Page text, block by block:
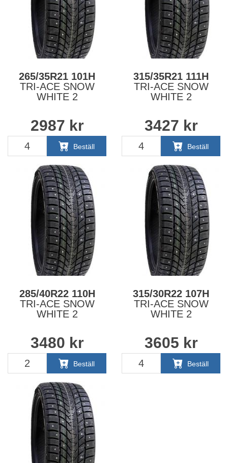
265/35R21 101H
TRI-ACE SNOW
WHITE 2
2987 kr
Beställ
315/35R21 111H
TRI-ACE SNOW
WHITE 2
3427 kr
Beställ
285/40R22 110H
TRI-ACE SNOW
WHITE 2
3480 kr
Beställ
315/30R22 107H
TRI-ACE SNOW
WHITE 2
3605 kr
Beställ